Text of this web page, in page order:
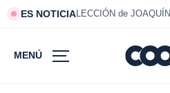
ES NOTICIALECCIÓN de
MENÚ